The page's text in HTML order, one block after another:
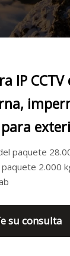
IP
paquete
2.000
su consulta